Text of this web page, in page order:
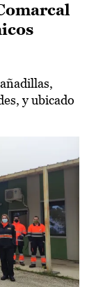
y ubicado